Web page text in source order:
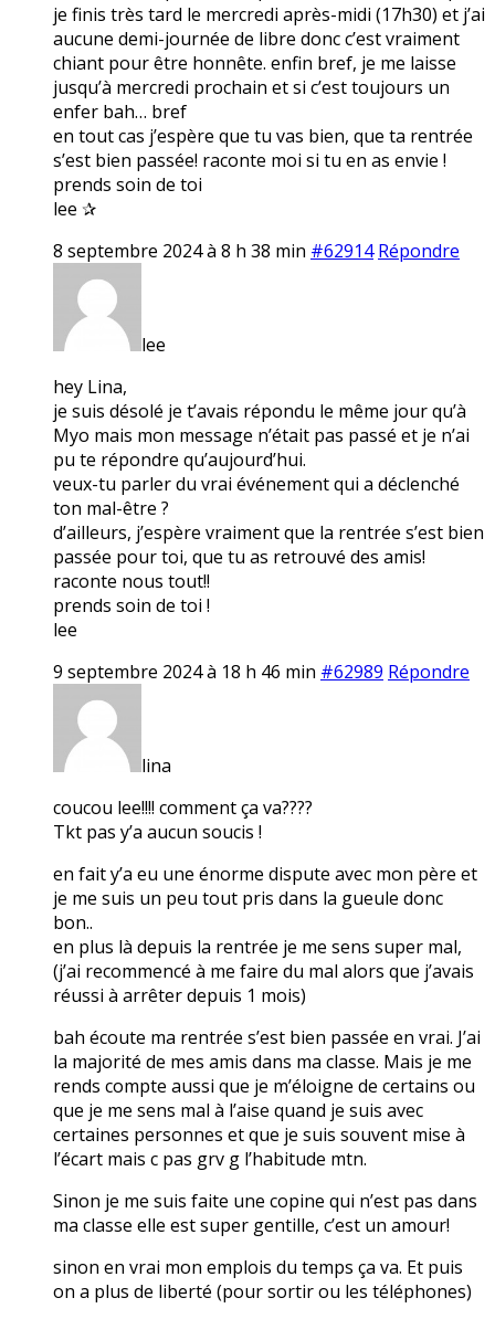
je finis très tard le mercredi après-midi (17h30) et j’ai
aucune demi-journée de libre donc c’est vraiment
chiant pour être honnête. enfin bref, je me laisse
jusqu’à mercredi prochain et si c’est toujours un
enfer bah… bref
en tout cas j’espère que tu vas bien, que ta rentrée
s’est bien passée! raconte moi si tu en as envie !
prends soin de toi
lee ✰
8 septembre 2024 à 8 h 38 min #62914 Répondre
lee
hey Lina,
je suis désolé je t’avais répondu le même jour qu’à
Myo mais mon message n’était pas passé et je n’ai
pu te répondre qu’aujourd’hui.
veux-tu parler du vrai événement qui a déclenché
ton mal-être ?
d’ailleurs, j’espère vraiment que la rentrée s’est bien
passée pour toi, que tu as retrouvé des amis!
raconte nous tout!!
prends soin de toi !
lee
9 septembre 2024 à 18 h 46 min #62989 Répondre
lina
coucou lee!!!! comment ça va????
Tkt pas y’a aucun soucis !
en fait y’a eu une énorme dispute avec mon père et
je me suis un peu tout pris dans la gueule donc
bon..
en plus là depuis la rentrée je me sens super mal,
(j’ai recommencé à me faire du mal alors que j’avais
réussi à arrêter depuis 1 mois)
bah écoute ma rentrée s’est bien passée en vrai. J’ai
la majorité de mes amis dans ma classe. Mais je me
rends compte aussi que je m’éloigne de certains ou
que je me sens mal à l’aise quand je suis avec
certaines personnes et que je suis souvent mise à
l’écart mais c pas grv g l’habitude mtn.
Sinon je me suis faite une copine qui n’est pas dans
ma classe elle est super gentille, c’est un amour!
sinon en vrai mon emplois du temps ça va. Et puis
on a plus de liberté (pour sortir ou les téléphones)